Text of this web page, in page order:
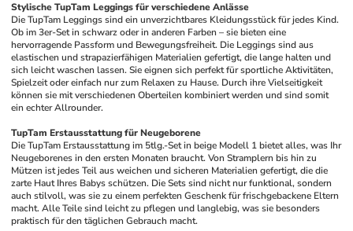
Stylische TupTam Leggings für verschiedene Anlässe
Die TupTam Leggings sind ein unverzichtbares Kleidungsstück für jedes Kind.
Ob im 3er-Set in schwarz oder in anderen Farben – sie bieten eine
hervorragende Passform und Bewegungsfreiheit. Die Leggings sind aus
elastischen und strapazierfähigen Materialien gefertigt, die lange halten und
sich leicht waschen lassen. Sie eignen sich perfekt für sportliche Aktivitäten,
Spielzeit oder einfach nur zum Relaxen zu Hause. Durch ihre Vielseitigkeit
können sie mit verschiedenen Oberteilen kombiniert werden und sind somit
ein echter Allrounder.
TupTam Erstausstattung für Neugeborene
Die TupTam Erstausstattung im 5tlg.-Set in beige Modell 1 bietet alles, was Ihr
Neugeborenes in den ersten Monaten braucht. Von Stramplern bis hin zu
Mützen ist jedes Teil aus weichen und sicheren Materialien gefertigt, die die
zarte Haut Ihres Babys schützen. Die Sets sind nicht nur funktional, sondern
auch stilvoll, was sie zu einem perfekten Geschenk für frischgebackene Eltern
macht. Alle Teile sind leicht zu pflegen und langlebig, was sie besonders
praktisch für den täglichen Gebrauch macht.